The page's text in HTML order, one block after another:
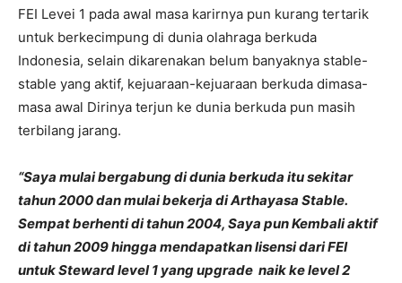
FEI Levei 1 pada awal masa karirnya pun kurang tertarik
untuk berkecimpung di dunia olahraga berkuda
Indonesia, selain dikarenakan belum banyaknya stable-
stable yang aktif, kejuaraan-kejuaraan berkuda dimasa-
masa awal Dirinya terjun ke dunia berkuda pun masih
terbilang jarang.
“Saya mulai bergabung di dunia berkuda itu sekitar
tahun 2000 dan mulai bekerja di Arthayasa Stable.
Sempat berhenti di tahun 2004, Saya pun Kembali aktif
di tahun 2009 hingga mendapatkan lisensi dari FEI
untuk Steward level 1 yang upgrade naik ke level 2